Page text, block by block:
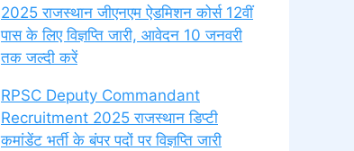
2025 राजस्थान जीएनएम ऐडमिशन कोर्स 12वीं
पास के लिए विज्ञप्ति जारी, आवेदन 10 जनवरी
तक जल्दी करें
RPSC Deputy Commandant
Recruitment 2025 राजस्थान डिप्टी
कमांडेंट भर्ती के बंपर पदों पर विज्ञप्ति जारी